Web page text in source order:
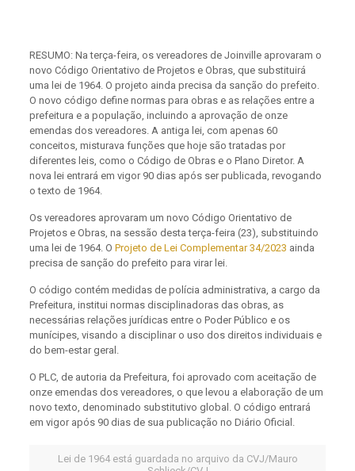
RESUMO: Na terça-feira, os vereadores de Joinville aprovaram o
novo Código Orientativo de Projetos e Obras, que substituirá
uma lei de 1964. O projeto ainda precisa da sanção do prefeito.
O novo código define normas para obras e as relações entre a
prefeitura e a população, incluindo a aprovação de onze
emendas dos vereadores. A antiga lei, com apenas 60
conceitos, misturava funções que hoje são tratadas por
diferentes leis, como o Código de Obras e o Plano Diretor. A
nova lei entrará em vigor 90 dias após ser publicada, revogando
o texto de 1964.
Os vereadores aprovaram um novo Código Orientativo de
Projetos e Obras, na sessão desta terça-feira (23), substituindo
uma lei de 1964. O Projeto de Lei Complementar 34/2023 ainda
precisa de sanção do prefeito para virar lei.
O código contém medidas de polícia administrativa, a cargo da
Prefeitura, institui normas disciplinadoras das obras, as
necessárias relações jurídicas entre o Poder Público e os
munícipes, visando a disciplinar o uso dos direitos individuais e
do bem-estar geral.
O PLC, de autoria da Prefeitura, foi aprovado com aceitação de
onze emendas dos vereadores, o que levou a elaboração de um
novo texto, denominado substitutivo global. O código entrará
em vigor após 90 dias de sua publicação no Diário Oficial.
Lei de 1964 está guardada no arquivo da CVJ/Mauro